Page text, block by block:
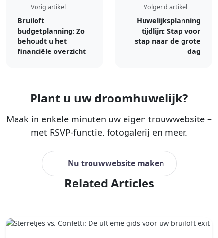
Vorig artikel
Bruiloft
budgetplanning: Zo
behoudt u het
financiële overzicht
Volgend artikel
Huwelijksplanning
tijdlijn: Stap voor
stap naar de grote
dag
Plant u uw droomhuwelijk?
Maak in enkele minuten uw eigen trouwwebsite –
met RSVP-functie, fotogalerij en meer.
Nu trouwwebsite maken
Related Articles